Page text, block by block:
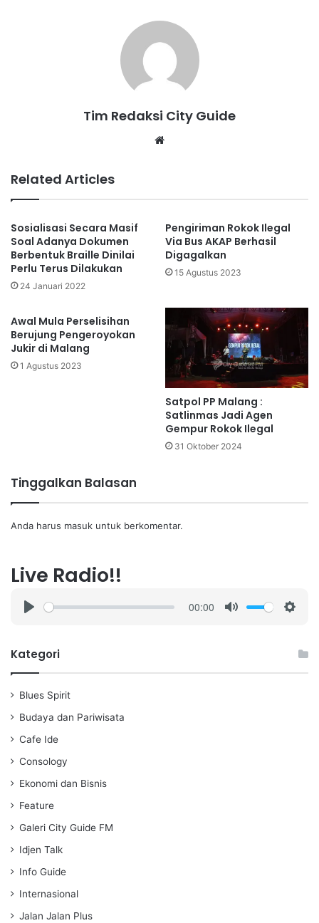
Tim Redaksi City Guide
Related Articles
Sosialisasi Secara Masif
Soal Adanya Dokumen
Berbentuk Braille Dinilai
Perlu Terus Dilakukan
24 Januari 2022
Pengiriman Rokok Ilegal
Via Bus AKAP Berhasil
Digagalkan
15 Agustus 2023
Awal Mula Perselisihan
Berujung Pengeroyokan
Jukir di Malang
1 Agustus 2023
Satpol PP Malang :
Satlinmas Jadi Agen
Gempur Rokok Ilegal
31 Oktober 2024
Tinggalkan Balasan
Anda harus masuk untuk berkomentar.
Live Radio!!
a
00:00
Kategori
Blues Spirit
Budaya dan Pariwisata
Cafe Ide
Consology
Ekonomi dan Bisnis
Feature
Galeri City Guide FM
Idjen Talk
Info Guide
Internasional
Jalan Jalan Plus